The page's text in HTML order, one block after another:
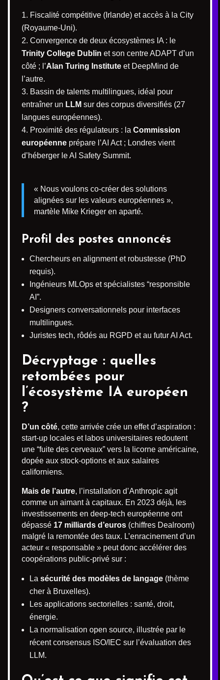
Fiscalité compétitive (Irlande) et accès à la City
(Royaume-Uni).
Convergence de deux écosystèmes IA : le
Trinity College Dublin et son centre ADAPT d’un
côté ; l’Alan Turing Institute et DeepMind de
l’autre.
Bassin de talents multilingues, idéal pour
entraîner un LLM sur des corpus diversifiés (27
langues européennes).
Proximité des régulateurs : la Commission
européenne prépare l’AI Act ; Londres vient
d’héberger le AI Safety Summit.
« Nous voulons co-créer des solutions
alignées sur les valeurs européennes »,
martèle Mike Krieger en aparté.
Profil des postes annoncés
Chercheurs en alignment et robustesse (PhD
requis).
Ingénieurs MLOps et spécialistes “responsible
AI”.
Designers conversationnels pour interfaces
multilingues.
Juristes tech, rôdés au RGPD et au futur AI Act.
Décryptage : quelles
retombées pour
l’écosystème IA européen
?
D’un côté, cette arrivée crée un effet d’aspiration :
start-up locales et labos universitaires redoutent
une “fuite des cerveaux” vers la licorne américaine,
dopée aux stock-options et aux salaires
californiens.
Mais de l’autre, l’installation d’Anthropic agit
comme un aimant à capitaux. En 2023 déjà, les
investissements en deep-tech européenne ont
dépassé 17 milliards d’euros (chiffres Dealroom)
malgré la remontée des taux. L’enracinement d’un
acteur « responsable » peut donc accélérer des
coopérations public-privé sur :
La sécurité des modèles de langage (thème
cher à Bruxelles).
Les applications sectorielles : santé, droit,
énergie.
La normalisation open source, illustrée par le
récent consensus ISO/IEC sur l’évaluation des
LLM.